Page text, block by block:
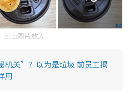
点击图片放大
机关”？以为是垃圾 前员工揭
用